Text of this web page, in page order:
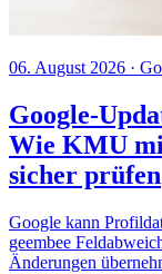
06. August 2026 ·
Google-
Wie KMU
sicher prüfen
Google kann
geembee
Änderungen